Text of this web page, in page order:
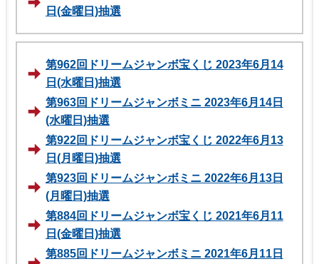
日(金曜日)抽選
第962回ドリームジャンボ宝くじ 2023年6月14
日(水曜日)抽選
第963回ドリームジャンボミニ 2023年6月14日
(水曜日)抽選
第922回ドリームジャンボ宝くじ 2022年6月13
日(月曜日)抽選
第923回ドリームジャンボミニ 2022年6月13日
(月曜日)抽選
第884回ドリームジャンボ宝くじ 2021年6月11
日(金曜日)抽選
第885回ドリームジャンボミニ 2021年6月11日